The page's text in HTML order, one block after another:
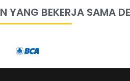
YANG BEKERJA SAMA